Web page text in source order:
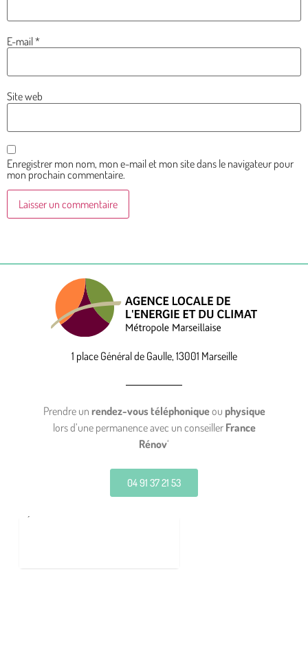
E-mail*
Site web
Enregistrer mon nom, mon e-mail et mon site dans le navigateur pour
mon prochain commentaire.
1 place Général de Gaulle, 13001 Marseille
Prendre un rendez-vous téléphoniqueou physique
lors d’une permanence avec un conseiller France
Rénov‘
04 91 37 21 53